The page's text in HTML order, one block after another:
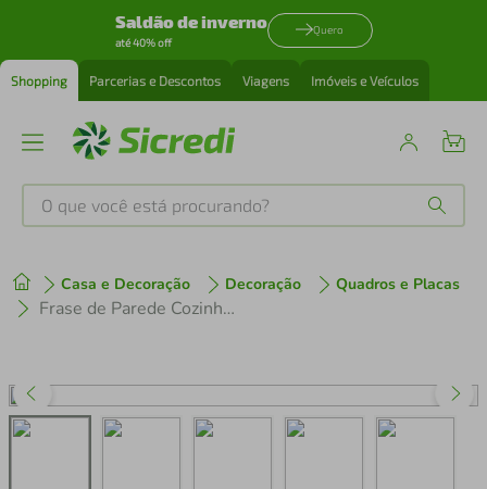
Saldão de inverno
até 40% off
Quero
Shopping Parcerias e Descontos Viagens Imóveis e Veículos
O que você está procurando?
Casa e Decoração Decoração Quadros e Placas
Frase de Parede Cozinha Ingrediente Secreto 120x42 Preto
1º tenis
perfume